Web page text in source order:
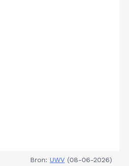
Bron: UWV (08-06-2026)